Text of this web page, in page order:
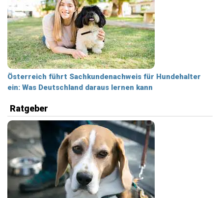
Österreich führt Sachkundenachweis für Hundehalter
ein: Was Deutschland daraus lernen kann
Ratgeber